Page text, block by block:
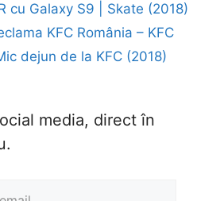
cu Galaxy S9 | Skate (2018)
KFC România – KFC
dejun de la KFC (2018)
media, direct în